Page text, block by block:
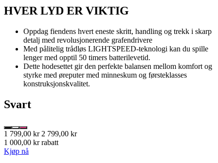
HVER LYD ER VIKTIG
Oppdag fiendens hvert eneste skritt, handling og trekk i skarp
detalj med revolusjonerende grafendrivere
Med pålitelig trådløs LIGHTSPEED-teknologi kan du spille
lenger med opptil 50 timers batterilevetid.
Dette hodesettet gir den perfekte balansen mellom komfort og
styrke med øreputer med minneskum og førsteklasses
konstruksjonskvalitet.
Svart
1 799,00 kr 2 799,00 kr
1 000,00 kr rabatt
Kjøp nå